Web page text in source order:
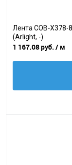
Лента COB-X378-
(Arlight, -)
1 167.08 руб. / м